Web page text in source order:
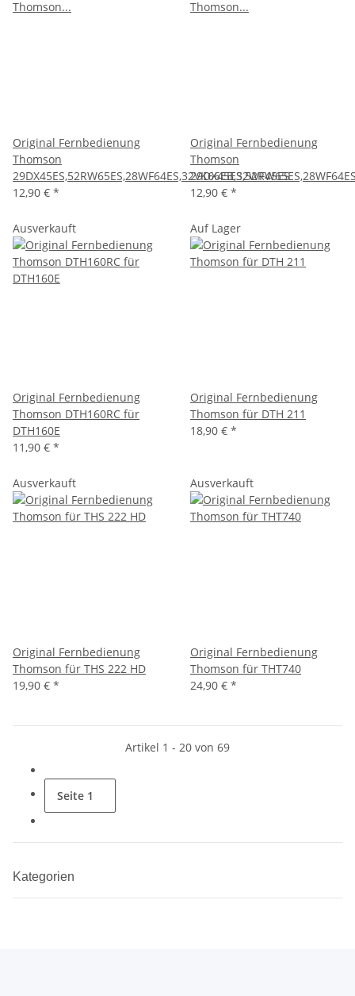
Original Fernbedienung
Thomson
29DX45ES,52RW65ES,28WF64ES,32VK66EB,32WF45ES
12,90 € *
Original Fernbedienung
Thomson
12,90 € *
Ausverkauft
Original Fernbedienung
Thomson DTH160RC für
DTH160E
11,90 € *
Auf Lager
Original Fernbedienung
Thomson für DTH 211
18,90 € *
Ausverkauft
Original Fernbedienung
Thomson für THS 222 HD
19,90 € *
Ausverkauft
Original Fernbedienung
Thomson für THT740
24,90 € *
Artikel 1 - 20 von 69
Seite 1
Kategorien